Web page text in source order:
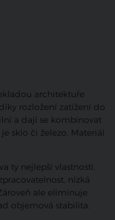
architektuře
rozložení zatížení do
a dají se kombinovat
sklo či železo. Materiál
ty nejlepší vlastnosti,
nízká
ale eliminuje
objemová stabilita.